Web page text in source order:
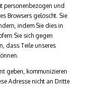
personenbezogen und
Browsers gelöscht. Sie
indem Sie dies in
Sie sich gegen
dass Teile unseres
geben, kommunizieren
Adresse nicht an Dritte